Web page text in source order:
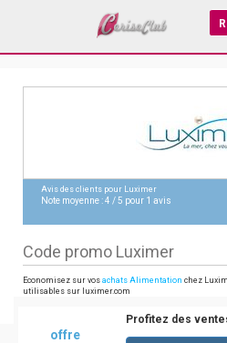
Avis des clients pour Luximer
Note moyenne :4 /5 pour 1 avis
Code promo Luximer
Economisez sur vos achats Alimentation chez
utilisables sur luximer.com
offre
Profitez des